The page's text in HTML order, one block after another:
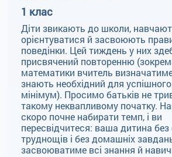
1 клас
Діти звикають до школи,
орієнтуватися й засвоюють
поведінки. Цей тиждень у них
присвячений повторенню
математики вчитель
знають необхідний для
мінімум). Просимо батьків не
такому неквапливому початку.
скоро почне набирати темп, і ви
пересвідчитеся: ваша дитина
труднощів і без домашніх
засвоюватиме всі знання й